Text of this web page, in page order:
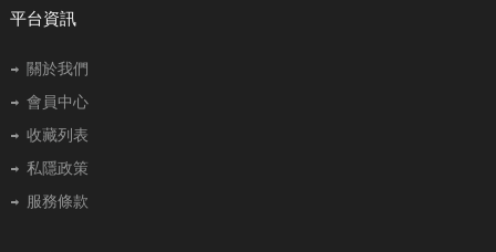
平台資訊
關於我們
會員中心
收藏列表
私隱政策
服務條款